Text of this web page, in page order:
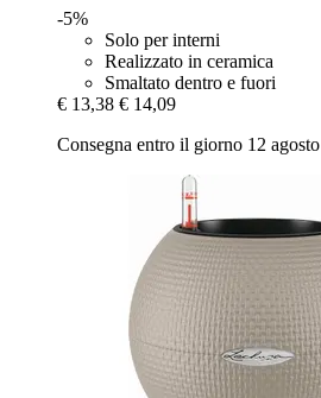
-5%
Solo per interni
Realizzato in ceramica
Smaltato dentro e fuori
€ 13,38 € 14,09
Consegna entro il giorno 12 agosto